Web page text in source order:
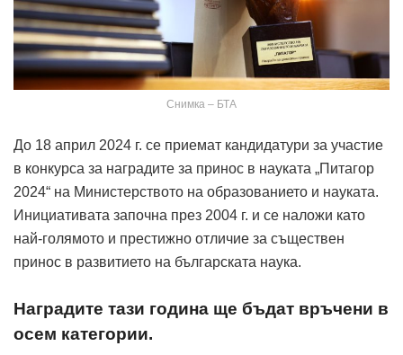
Снимка – БТА
До 18 април 2024 г. се приемат кандидатури за участие
в конкурса за наградите за принос в науката „Питагор
2024“ на Министерството на образованието и науката.
Инициативата започна през 2004 г. и се наложи като
най-голямото и престижно отличие за съществен
принос в развитието на българската наука.
Наградите тази година ще бъдат връчени в
осем категории.